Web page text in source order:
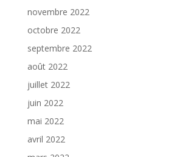
novembre 2022
octobre 2022
septembre 2022
août 2022
juillet 2022
juin 2022
mai 2022
avril 2022